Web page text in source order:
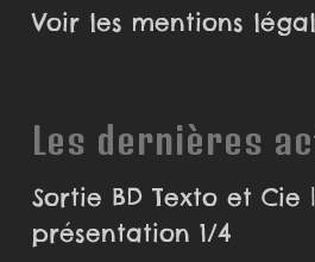
Voir les mentions
Les dernières
Sortie BD Texto et Cie
présentation 1/4